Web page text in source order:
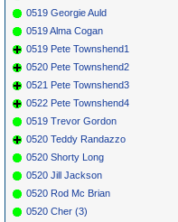
0519 Georgie Auld
0519 Alma Cogan
0519 Pete Townshend1
0520 Pete Townshend2
0521 Pete Townshend3
0522 Pete Townshend4
0519 Trevor Gordon
0520 Teddy Randazzo
0520 Shorty Long
0520 Jill Jackson
0520 Rod Mc Brian
0520 Cher (3)